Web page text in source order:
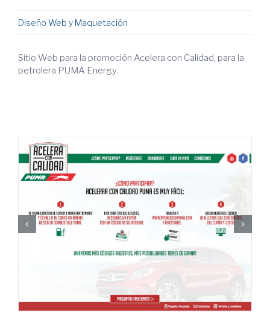
Diseño Web y Maquetación
Sitio Web para la promoción Acelera con Calidad, para la
petrolera PUMA Energy.